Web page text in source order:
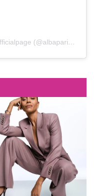
Un post condiviso da Alba Parietti Officialpage (@albaparietti)